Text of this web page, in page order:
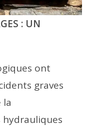
: UN
ont
graves
la